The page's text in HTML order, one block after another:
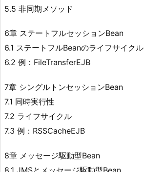
5.5 非同期メソッド
6章 ステートフルセッションBean
6.1 ステートフルBeanのライフサイクル
6.2 例：FileTransferEJB
7章 シングルトンセッションBean
7.1 同時実行性
7.2 ライフサイクル
7.3 例：RSSCacheEJB
8章 メッセージ駆動型Bean
8.1 JMSとメッセージ駆動型Bean